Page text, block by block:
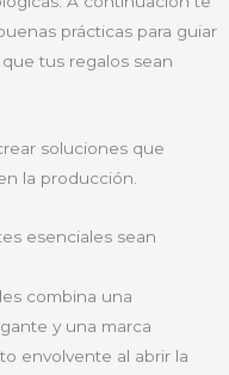
prácticas para guiar
tus regalos sean
soluciones que
la producción.
esenciales sean
combina una
y una marca
envolvente al abrir la